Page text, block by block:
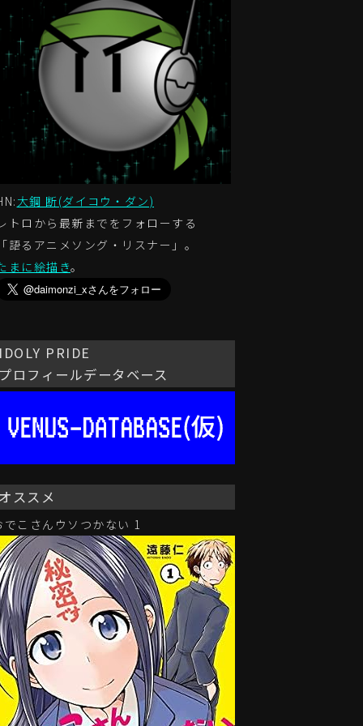
大鋼 断(ダイコウ・ダン)
トロから最新までをフォローする
語るアニメソング・リスナー」。
まに絵描き。
PRIDE
ロフィールデータベース
ススメ
でこさんウソつかない 1